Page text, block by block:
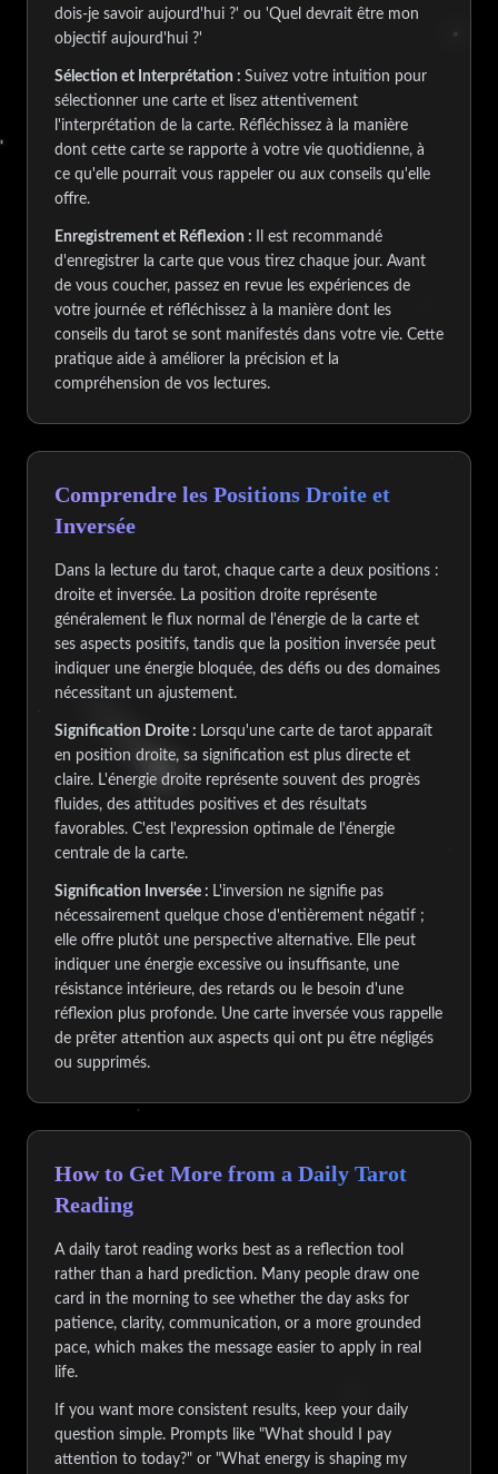
dois-je savoir aujourd'hui ?' ou 'Quel devrait être mon
objectif aujourd'hui ?'
Sélection et Interprétation : Suivez votre intuition pour
sélectionner une carte et lisez attentivement
l'interprétation de la carte. Réfléchissez à la manière
dont cette carte se rapporte à votre vie quotidienne, à
ce qu'elle pourrait vous rappeler ou aux conseils qu'elle
offre.
Enregistrement et Réflexion :
Il est recommandé
d'enregistrer la carte que vous tirez chaque jour. Avant
de vous coucher, passez en revue les expériences de
votre journée et réfléchissez à la manière dont les
conseils du tarot se sont manifestés dans votre vie. Cette
pratique aide à améliorer la précision et la
compréhension de vos lectures.
Comprendre les Positions Droite et
Inversée
Dans la lecture du tarot, chaque carte a deux positions :
droite et inversée. La position droite représente
généralement le flux normal de l'énergie de la carte et
ses aspects positifs, tandis que la position inversée peut
indiquer une énergie bloquée, des défis ou des domaines
nécessitant un ajustement.
Signification Droite : Lorsqu'une carte de tarot apparaît
en position droite, sa signification est plus directe et
claire. L'énergie droite représente souvent des progrès
fluides, des attitudes positives et des résultats
favorables. C'est l'expression optimale de l'énergie
centrale de la carte.
Signification Inversée : L'inversion ne signifie pas
nécessairement quelque chose d'entièrement négatif ;
elle offre plutôt une perspective alternative. Elle peut
indiquer une énergie excessive ou insuffisante, une
résistance intérieure, des retards ou le besoin d'une
réflexion plus profonde. Une carte inversée vous rappelle
de prêter attention aux aspects qui ont pu être négligés
ou supprimés.
How to Get More from a Daily Tarot
Reading
A daily tarot reading works best as a reflection tool
rather than a hard prediction. Many people draw one
card in the morning to see whether the day asks for
patience, clarity, communication, or a more grounded
pace, which makes the message easier to apply in real
life.
If you want more consistent results, keep your daily
question simple. Prompts like "What should I pay
attention to today?" or "What energy is shaping my